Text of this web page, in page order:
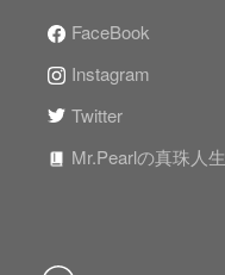
FaceBook
Instagram
Twitter
Mr.Pearlの真珠人生